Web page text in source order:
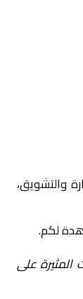
والتشويق،
لكم.
المثيرة على